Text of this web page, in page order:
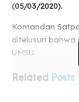
(05/03/2020).
Komandan
ditelusuri bahwa
UMSU.
Related Posts